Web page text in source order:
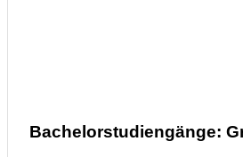
Bachelorstudiengänge: